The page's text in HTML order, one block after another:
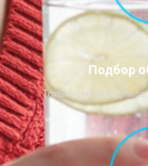
Подбор
Только